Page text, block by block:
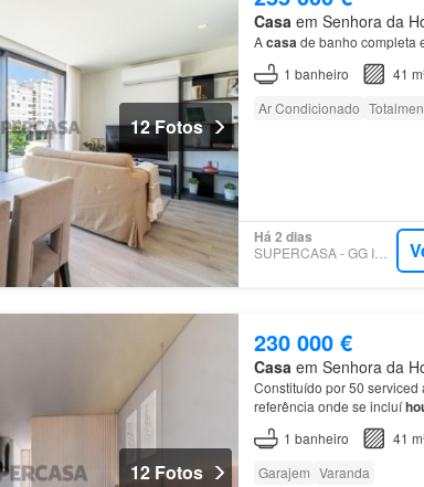
12 Fotos
Casa em Senhora da
Acasade banho completa
1 banheiro
41
Ar Condicionado
Há 2 dias
SUPERCASA - GG IMOBILIARIA
12 Fotos
230 000 €
Casa em Senhora da
Constituído por 50 serviced
referência onde se incluí
recolha de lixos;
House
1 banheiro
41
Garajem Varanda